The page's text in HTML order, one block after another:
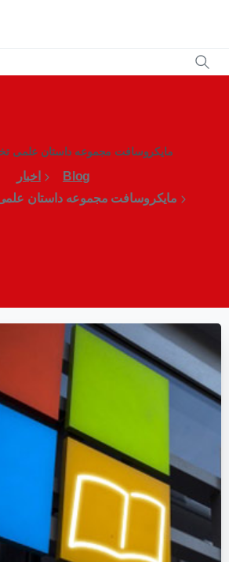
مایکروسافت مجموعه داستان علمی
Blog
اخبار
مایکروسافت مجموعه داستان